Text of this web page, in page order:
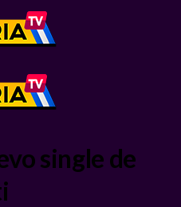
single de